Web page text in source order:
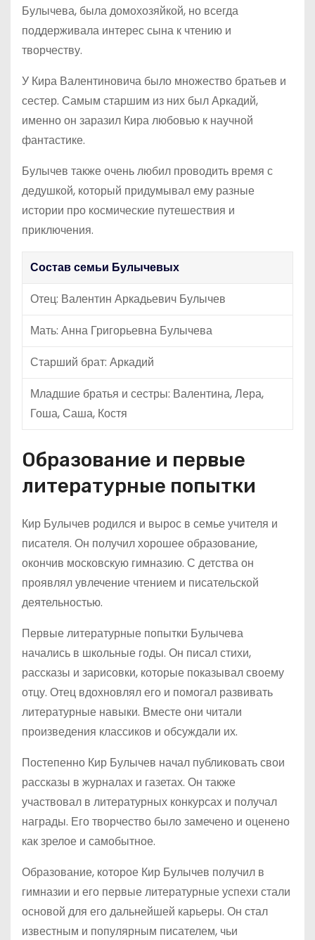
Булычева, была домохозяйкой, но всегда
поддерживала интерес сына к чтению и
творчеству.
У Кира Валентиновича было множество братьев и
сестер. Самым старшим из них был Аркадий,
именно он заразил Кира любовью к научной
фантастике.
Булычев также очень любил проводить время с
дедушкой, который придумывал ему разные
истории про космические путешествия и
приключения.
Состав семьи Булычевых
Отец: Валентин Аркадьевич Булычев
Мать: Анна Григорьевна Булычева
Старший брат: Аркадий
Младшие братья и сестры: Валентина, Лера,
Гоша, Саша, Костя
Образование и первые
литературные попытки
Кир Булычев родился и вырос в семье учителя и
писателя. Он получил хорошее образование,
окончив московскую гимназию. С детства он
проявлял увлечение чтением и писательской
деятельностью.
Первые литературные попытки Булычева
начались в школьные годы. Он писал стихи,
рассказы и зарисовки, которые показывал своему
отцу. Отец вдохновлял его и помогал развивать
литературные навыки. Вместе они читали
произведения классиков и обсуждали их.
Постепенно Кир Булычев начал публиковать свои
рассказы в журналах и газетах. Он также
участвовал в литературных конкурсах и получал
награды. Его творчество было замечено и оценено
как зрелое и самобытное.
Образование, которое Кир Булычев получил в
гимназии и его первые литературные успехи стали
основой для его дальнейшей карьеры. Он стал
известным и популярным писателем, чьи